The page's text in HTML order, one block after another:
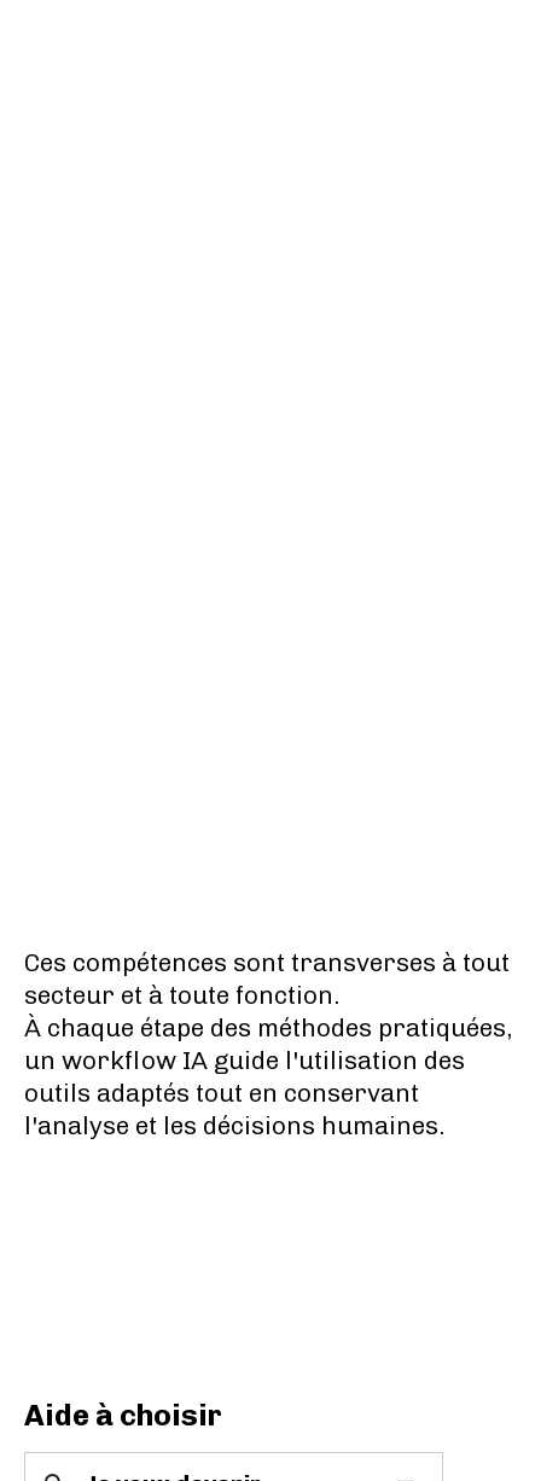
Ces compétences sont transverses à tout
secteur et à toute fonction.
À chaque étape des méthodes pratiquées,
un workflow IA guide l'utilisation des
outils adaptés tout en conservant
l'analyse et les décisions humaines.
Aide à choisir